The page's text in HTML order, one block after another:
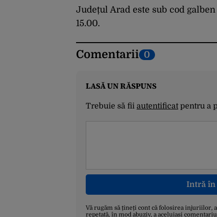
Județul Arad este sub cod
15.00.
Comentarii 0
LASĂ UN RĂSPUNS
Trebuie să fii autentificatpentru a
Intră în
Vă rugăm să țineți cont că folosirea
repetată, în mod abuziv, a aceluiași